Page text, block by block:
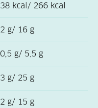
38 kcal/ 266 kcal
2 g/ 16 g
0,5 g/ 5,5 g
3 g/ 25 g
2 g/ 15 g